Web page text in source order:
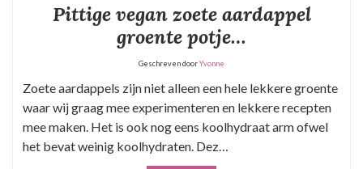
Pittige vegan zoete aardappel
groente potje…
Geschreven doorYvonne
Zoete aardappels zijn niet alleen een hele lekkere groente
waar wij graag mee experimenteren en lekkere recepten
mee maken. Het is ook nog eens koolhydraat arm ofwel
het bevat weinig koolhydraten. Dez…